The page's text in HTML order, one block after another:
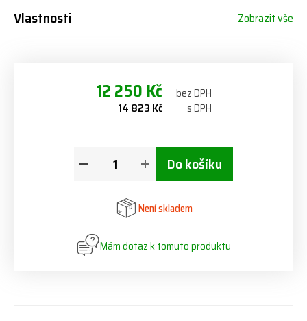
Vlastnosti Zobrazit vše
12 250 Kč bez DPH
14 823 Kč s DPH
Do košíku
Není skladem
Mám dotaz k tomuto produktu